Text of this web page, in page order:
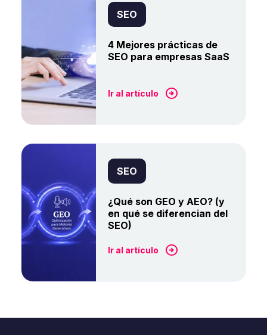
SEO
4 Mejores prácticas de
SEO para empresas SaaS
Ir al artículo
SEO
¿Qué son GEO y AEO? (y
en qué se diferencian del
SEO)
Ir al artículo